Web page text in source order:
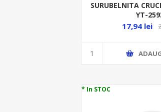
SURUBELNITA
YT-
17,94 lei
* In STOC